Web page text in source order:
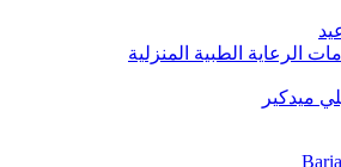
الرعاية الطبية المنزلية
ميدكير